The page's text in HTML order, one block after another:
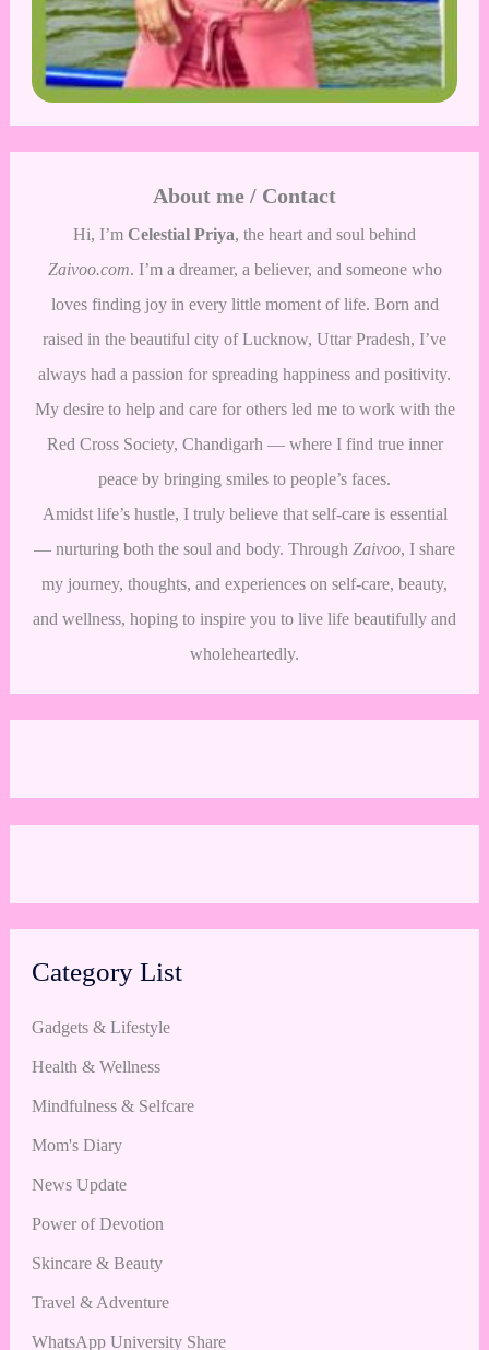
About me / Contact
Hi, I’m Celestial Priya, the heart and soul behind
Zaivoo.com. I’m a dreamer, a believer, and someone who
loves finding joy in every little moment of life. Born and
raised in the beautiful city of Lucknow, Uttar Pradesh, I’ve
always had a passion for spreading happiness and positivity.
My desire to help and care for others led me to work with the
Red Cross Society, Chandigarh — where I find true inner
peace by bringing smiles to people’s faces.
Amidst life’s hustle, I truly believe that self-care is essential
— nurturing both the soul and body. Through Zaivoo, I share
my journey, thoughts, and experiences on self-care, beauty,
and wellness, hoping to inspire you to live life beautifully and
wholeheartedly.
Category List
Gadgets & Lifestyle
Health & Wellness
Mindfulness & Selfcare
Mom's Diary
News Update
Power of Devotion
Skincare & Beauty
Travel & Adventure
WhatsApp University Share